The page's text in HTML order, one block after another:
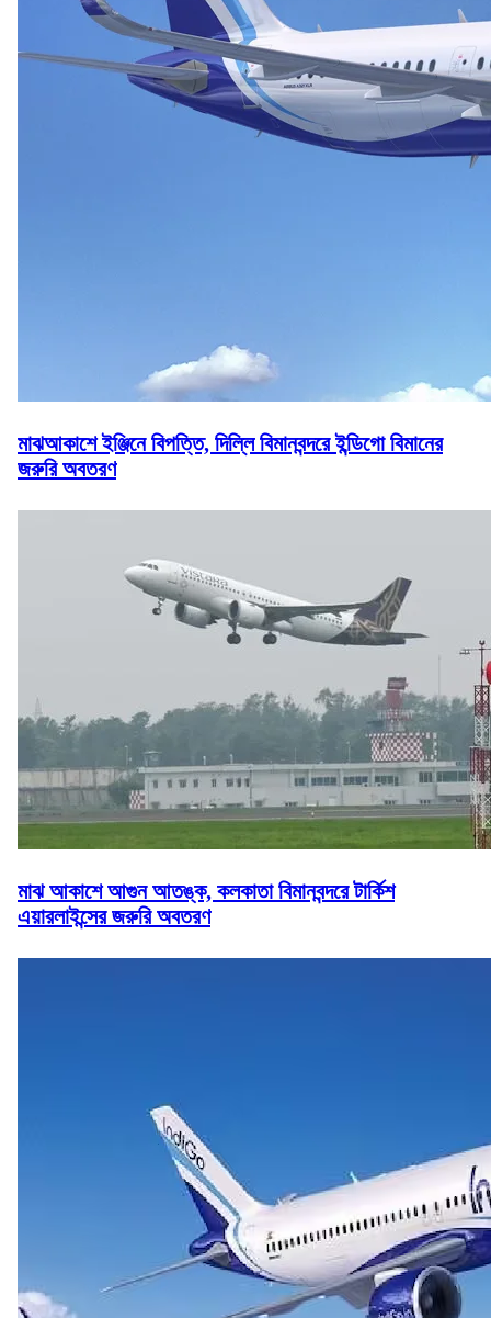
মাঝআকাশে ইঞ্জিনে বিপত্তি, দিল্লি বিমানবন্দরে ইন্ডিগো বিমানের
জরুরি অবতরণ
মাঝ আকাশে আগুন আতঙ্ক, কলকাতা বিমানবন্দরে টার্কিশ
এয়ারলাইন্সের জরুরি অবতরণ